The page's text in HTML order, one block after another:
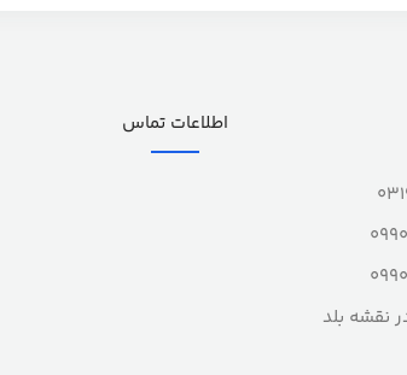
اطلاعات تماس
نقشه بلد